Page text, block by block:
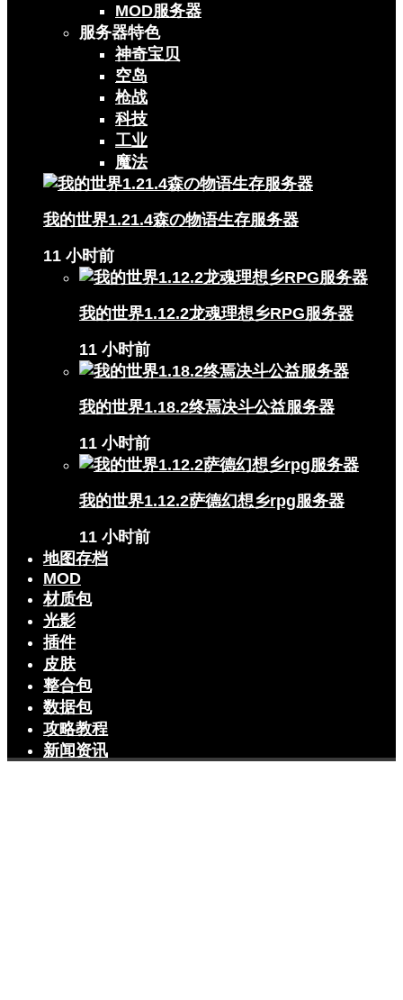
MOD服务器
服务器特色
神奇宝贝
空岛
枪战
科技
工业
魔法
我的世界1.21.4森の物语生存服务器
11 小时前
我的世界1.12.2龙魂理想乡RPG服务器
11 小时前
我的世界1.18.2终焉决斗公益服务器
11 小时前
我的世界1.12.2萨德幻想乡rpg服务器
11 小时前
地图存档
MOD
材质包
光影
插件
皮肤
整合包
数据包
攻略教程
新闻资讯